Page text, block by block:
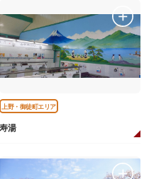
上野・御徒町エリア
寿湯